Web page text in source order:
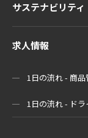
サステナビリティ
求人情報
1日の流れ - 商品
1日の流れ - ドラ